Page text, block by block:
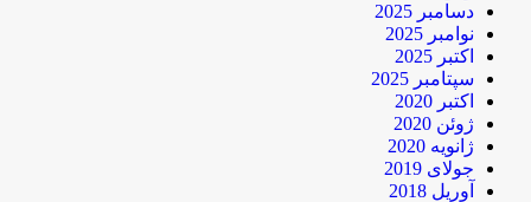
دسامبر 2025
نوامبر 2025
اکتبر 2025
سپتامبر 2025
اکتبر 2020
ژوئن 2020
ژانویه 2020
جولای 2019
آوریل 2018